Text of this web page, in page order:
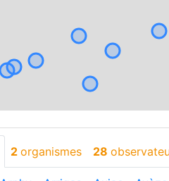
2 organismes 28